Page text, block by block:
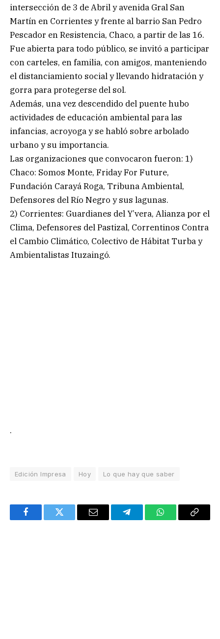
intersección de 3 de Abril y avenida Gral San
Martín en Corrientes y frente al barrio San Pedro
Pescador en Resistencia, Chaco, a partir de las 16.
Fue abierta para todo público, se invitó a participar
con carteles, en familia, con amigos, manteniendo
el distanciamiento social y llevando hidratación y
gorra para protegerse del sol.
Además, una vez descendido del puente hubo
actividades de educación ambiental para las
infancias, acroyoga y se habló sobre arbolado
urbano y su importancia.
Las organizaciones que convocaron fueron: 1)
Chaco: Somos Monte, Friday For Future,
Fundación Carayá Roga, Tribuna Ambiental,
Defensores del Río Negro y sus lagunas.
2) Corrientes: Guardianes del Y’vera, Alianza por el
Clima, Defensores del Pastizal, Correntinos Contra
el Cambio Climático, Colectivo de Hábitat Turba y
Ambientalistas Ituzaingó.
.
Edición Impresa Hoy Lo que hay que saber
FacebookTwitter Email TelegramWhatsAppCopy